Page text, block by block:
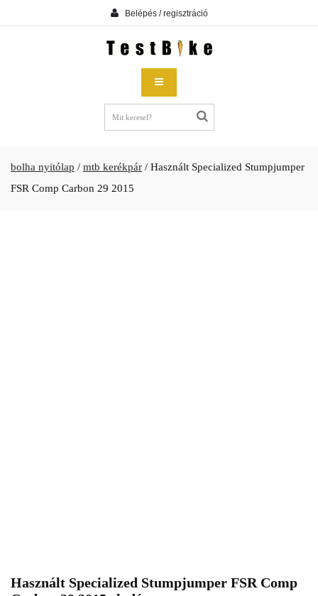
Belépés / regisztráció
bolha nyitólap / mtb kerékpár / Használt Specialized Stumpjumper
FSR Comp Carbon 29 2015
Használt Specialized Stumpjumper FSR Comp